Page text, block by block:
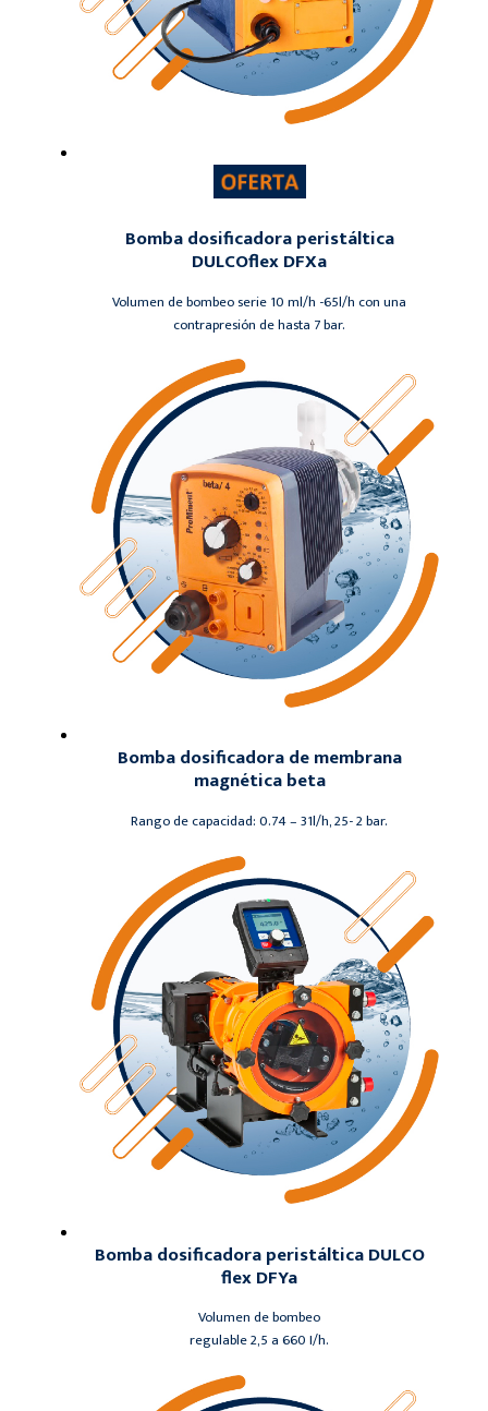
Bomba dosificadora peristáltica
DULCOflex DFXa
Volumen de bombeo serie 10 ml/h -65l/h con una
contrapresión de hasta 7 bar.
Bomba dosificadora de membrana
magnética beta
Rango de capacidad: 0.74 – 31l/h, 25- 2 bar.
Bomba dosificadora peristáltica DULCO
flex DFYa
Volumen de bombeo
regulable 2,5 a 660 I/h.